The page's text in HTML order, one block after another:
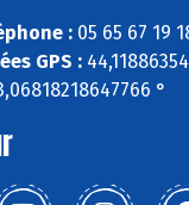
: 05 65 67 19
GPS :
°